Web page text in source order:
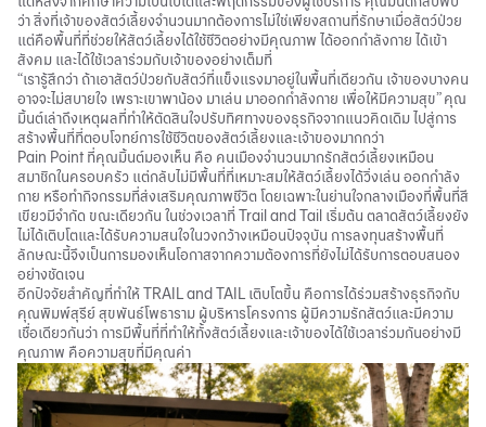
ว่า สิ่งที่เจ้าของสัตว์เลี้ยงจำนวนมากต้องการไม่ใช่เพียงสถานที่รักษาเมื่อสัตว์ป่วย
แต่คือพื้นที่ที่ช่วยให้สัตว์เลี้ยงได้ใช้ชีวิตอย่างมีคุณภาพ ได้ออกกำลังกาย ได้เข้า
สังคม และได้ใช้เวลาร่วมกับเจ้าของอย่างเต็มที่
“เรารู้สึกว่า ถ้าเอาสัตว์ป่วยกับสัตว์ที่แข็งแรงมาอยู่ในพื้นที่เดียวกัน เจ้าของบางคน
อาจจะไม่สบายใจ เพราะเขาพาน้อง มาเล่น มาออกกำลังกาย เพื่อให้มีความสุข” คุณ
มิ้นต์เล่าถึงเหตุผลที่ทำให้ตัดสินใจปรับทิศทางของธุรกิจจากแนวคิดเดิม ไปสู่การ
สร้างพื้นที่ที่ตอบโจทย์การใช้ชีวิตของสัตว์เลี้ยงและเจ้าของมากกว่า
Pain Point ที่คุณมิ้นต์มองเห็น คือ คนเมืองจำนวนมากรักสัตว์เลี้ยงเหมือน
สมาชิกในครอบครัว แต่กลับไม่มีพื้นที่ที่เหมาะสมให้สัตว์เลี้ยงได้วิ่งเล่น ออกกำลัง
กาย หรือทำกิจกรรมที่ส่งเสริมคุณภาพชีวิต โดยเฉพาะในย่านใจกลางเมืองที่พื้นที่สี
เขียวมีจำกัด ขณะเดียวกัน ในช่วงเวลาที่ Trail and Tail เริ่มต้น ตลาดสัตว์เลี้ยงยัง
ไม่ได้เติบโตและได้รับความสนใจในวงกว้างเหมือนปัจจุบัน การลงทุนสร้างพื้นที่
ลักษณะนี้จึงเป็นการมองเห็นโอกาสจากความต้องการที่ยังไม่ได้รับการตอบสนอง
อย่างชัดเจน
อีกปัจจัยสำคัญที่ทำให้ TRAIL and TAIL เติบโตขึ้น คือการได้ร่วมสร้างธุรกิจกับ
คุณพิมพ์สุรีย์ สุขพันธ์โพธาราม ผู้บริหารโครงการ ผู้มีความรักสัตว์และมีความ
เชื่อเดียวกันว่า การมีพื้นที่ที่ทำให้ทั้งสัตว์เลี้ยงและเจ้าของได้ใช้เวลาร่วมกันอย่างมี
คุณภาพ คือความสุขที่มีคุณค่า